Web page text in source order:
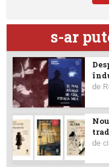
s-ar
de
de